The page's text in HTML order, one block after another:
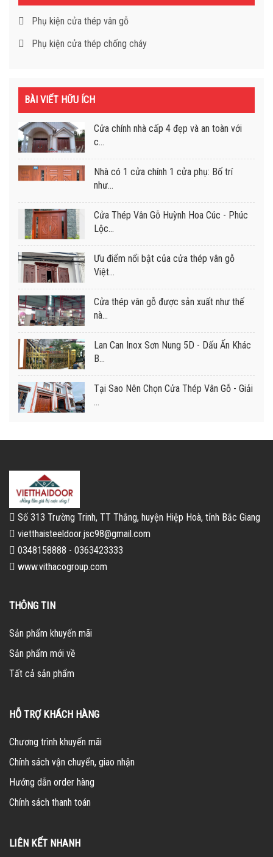
Phụ kiện cửa thép vân gỗ
Phụ kiện cửa thép chống cháy
BÀI VIẾT HỮU ÍCH
Cửa chính nhà cấp 4 đẹp và an toàn với
c...
Nhà có 1 cửa chính 1 cửa phụ: Bố trí
như...
Cửa Thép Vân Gỗ Huỳnh Hoa Cúc - Phúc
Lộc...
Ưu điểm nổi bật của cửa thép vân gỗ
Việt...
Cửa thép vân gỗ được sản xuất như thế
nà...
Lan Can Inox Sơn Nung 5D - Dấu Ấn Khác
B...
Tại Sao Nên Chọn Cửa Thép Vân Gỗ - Giải
...
Số 313 Trường Trinh, TT Thắng, huyện Hiệp Hoà, tỉnh Bắc Giang
vietthaisteeldoor.jsc98@gmail.com
0348158888 - 0363423333
www.vithacogroup.com
THÔNG TIN
Sản phẩm khuyến mãi
Sản phẩm mới về
Tất cả sản phẩm
HỖ TRỢ KHÁCH HÀNG
Chương trình khuyến mãi
Chính sách vận chuyển, giao nhận
Hướng dẫn order hàng
Chính sách thanh toán
LIÊN KẾT NHANH